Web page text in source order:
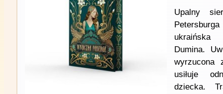
Upalny
Dumina.
wyrzucona
usiłuje
dziecka.